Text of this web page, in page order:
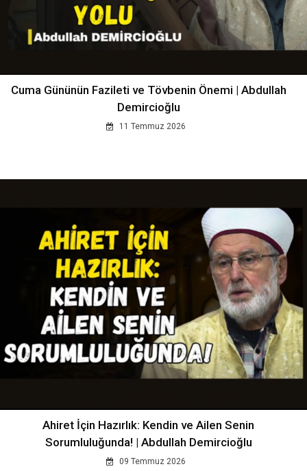
Cuma Gününün Fazileti ve Tövbenin Önemi | Abdullah
Demircioğlu
11 Temmuz 2026
Ahiret İçin Hazırlık: Kendin ve Ailen Senin
Sorumluluğunda! | Abdullah Demircioğlu
09 Temmuz 2026